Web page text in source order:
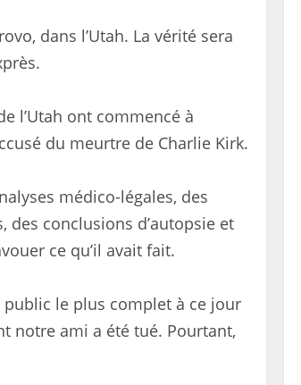
dans l’Utah. La vérité sera
l’Utah ont commencé à
du meurtre de Charlie Kirk.
médico-légales, des
conclusions d’autopsie et
ce qu’il avait fait.
public le plus complet à ce jour
notre ami a été tué. Pourtant,